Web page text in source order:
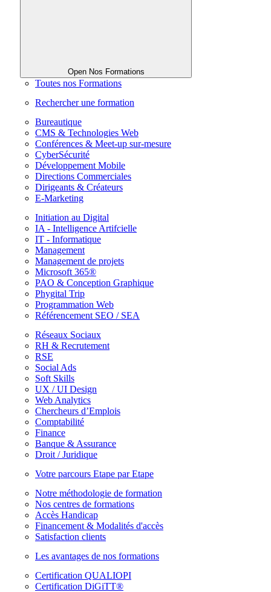
Open Nos Formations
Toutes nos Formations
Rechercher une formation
Bureautique
CMS & Technologies Web
Conférences & Meet-up sur-mesure
CyberSécurité
Développement Mobile
Directions Commerciales
Dirigeants & Créateurs
E-Marketing
Initiation au Digital
IA - Intelligence Artifcielle
IT - Informatique
Management
Management de projets
Microsoft 365®
PAO & Conception Graphique
Phygital Trip
Programmation Web
Référencement SEO / SEA
Réseaux Sociaux
RH & Recrutement
RSE
Social Ads
Soft Skills
UX / UI Design
Web Analytics
Chercheurs d’Emplois
Comptabilité
Finance
Banque & Assurance
Droit / Juridique
Votre parcours Etape par Etape
Notre méthodologie de formation
Nos centres de formations
Accès Handicap
Financement & Modalités d'accès
Satisfaction clients
Les avantages de nos formations
Certification QUALIOPI
Certification DiGiTT®